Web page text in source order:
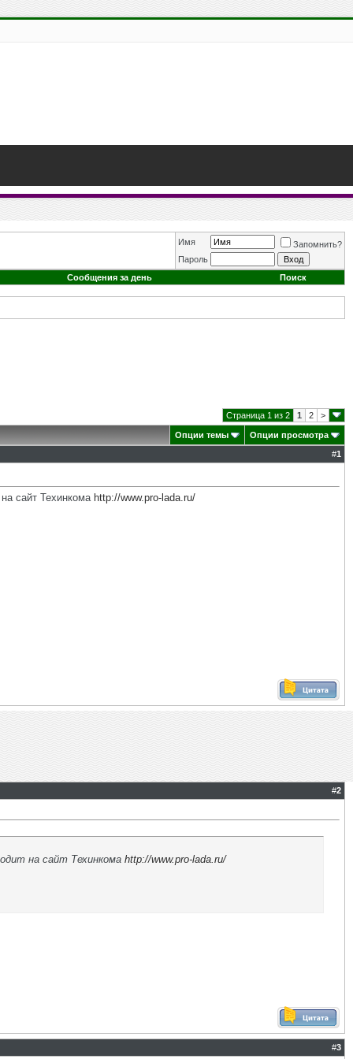
Имя
Запомнить?
Пароль
Сообщения за день
Поиск
Страница 1 из 2 1 2 >
Опции темы
Опции просмотра
#1
сайт Техинкома http://www.pro-lada.ru/
#2
на сайт Техинкома http://www.pro-lada.ru/
#3